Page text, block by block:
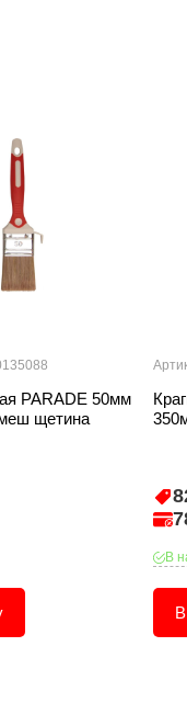
PARADE 50мм
щетина
В